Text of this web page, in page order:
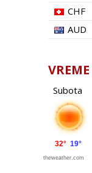
CHF
AUD
Subota